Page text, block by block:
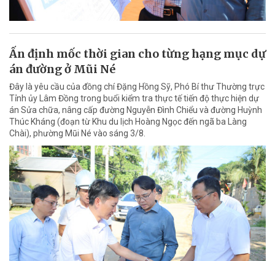
Ấn định mốc thời gian cho từng hạng mục dự
án đường ở Mũi Né
Đây là yêu cầu của đồng chí Đặng Hồng Sỹ, Phó Bí thư Thường trực
Tỉnh ủy Lâm Đồng trong buổi kiểm tra thực tế tiến độ thực hiện dự
án Sửa chữa, nâng cấp đường Nguyễn Đình Chiểu và đường Huỳnh
Thúc Kháng (đoạn từ Khu du lịch Hoàng Ngọc đến ngã ba Làng
Chài), phường Mũi Né vào sáng 3/8.